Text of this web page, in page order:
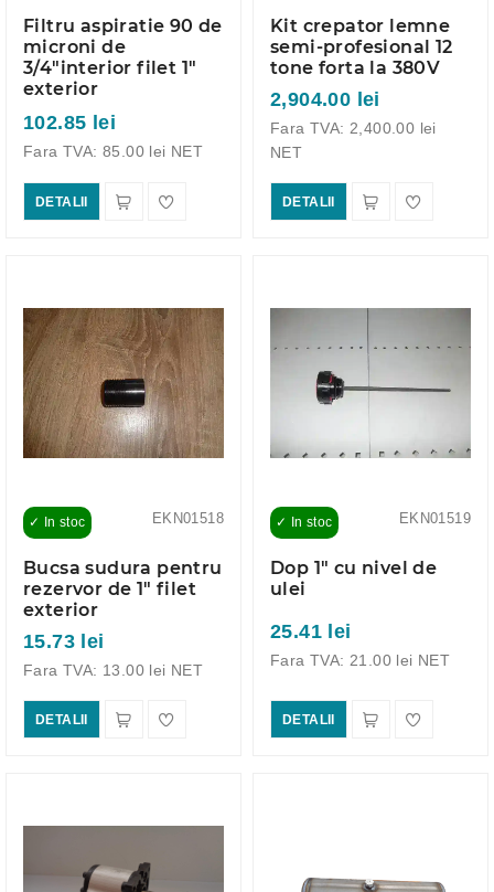
Filtru aspiratie 90 de
microni de
3/4"interior filet 1"
exterior
102.85 lei
Fara TVA: 85.00 lei NET
DETALII
Kit crepator lemne
semi-profesional 12
tone forta la 380V
2,904.00 lei
Fara TVA: 2,400.00 lei
NET
DETALII
EKN01518
✓ In stoc
Bucsa sudura pentru
rezervor de 1" filet
exterior
15.73 lei
Fara TVA: 13.00 lei NET
DETALII
EKN01519
✓ In stoc
Dop 1" cu nivel de
ulei
25.41 lei
Fara TVA: 21.00 lei NET
DETALII